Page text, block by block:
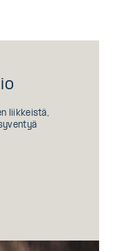
liikkeistä,